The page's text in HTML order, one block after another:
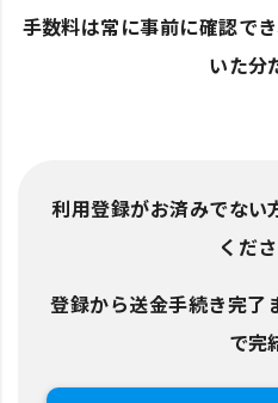
手数料は常に事前に確認で
いた分
利用登録がお済みでない
くださ
登録から送金手続き完了
で完